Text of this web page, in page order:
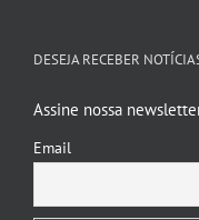
DESEJA RECEBER
Assine nossa
Email